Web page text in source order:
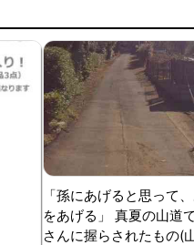
「孫にあげると思って
をあげる」 真夏の山道
さんに握らされたもの(